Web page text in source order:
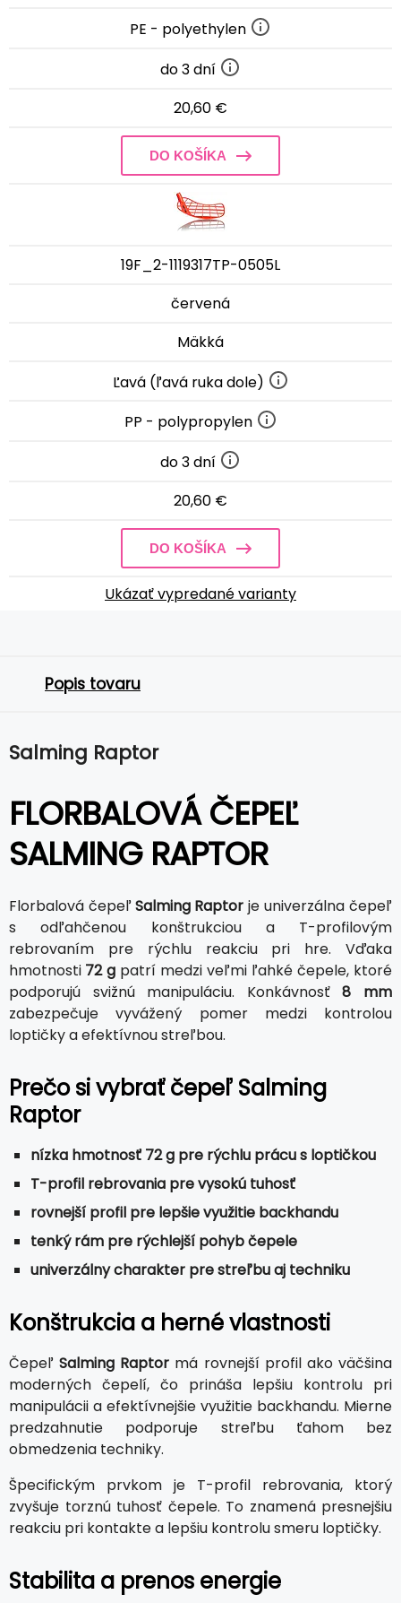
PE - polyethylen
do 3 dní
20,60 €
DO KOŠÍKA
19F_2-1119317TP-0505L
červená
Mäkká
Ľavá (ľavá ruka dole)
PP - polypropylen
do 3 dní
20,60 €
DO KOŠÍKA
Ukázať vypredané varianty
Popis tovaru
Salming Raptor
FLORBALOVÁ ČEPEĽ
SALMING RAPTOR
Florbalová čepeľ Salming Raptor je univerzálna čepeľ
s odľahčenou konštrukciou a T-profilovým
rebrovaním pre rýchlu reakciu pri hre. Vďaka
hmotnosti 72 g patrí medzi veľmi ľahké čepele, ktoré
podporujú svižnú manipuláciu. Konkávnosť 8 mm
zabezpečuje vyvážený pomer medzi kontrolou
loptičky a efektívnou streľbou.
Prečo si vybrať čepeľ Salming
Raptor
nízka hmotnosť 72 g pre rýchlu prácu s loptičkou
T-profil rebrovania pre vysokú tuhosť
rovnejší profil pre lepšie využitie backhandu
tenký rám pre rýchlejší pohyb čepele
univerzálny charakter pre streľbu aj techniku
Konštrukcia a herné vlastnosti
ČepeľSalming Raptor má rovnejší profil ako väčšina
moderných čepelí, čo prináša lepšiu kontrolu pri
manipulácii a efektívnejšie využitie backhandu. Mierne
predzahnutie podporuje streľbu ťahom bez
obmedzenia techniky.
Špecifickým prvkom je T-profil rebrovania, ktorý
zvyšuje torznú tuhosť čepele. To znamená presnejšiu
reakciu pri kontakte a lepšiu kontrolu smeru loptičky.
Stabilita a prenos energie